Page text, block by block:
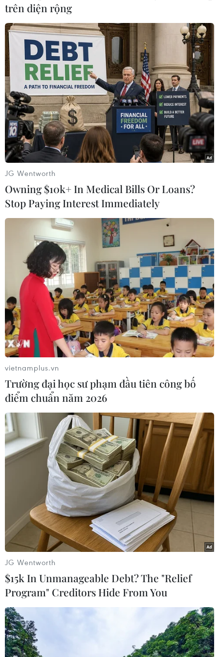
#Trung Quốc #Thượng Hải
#Bảo tàng thiên văn học
#Cung thiên văn
#thiên thạch
#trưng bày
Trung Quốc
Theo dõi VietnamPlus
TIN LIÊN QUAN
Phương pháp đo tổng khối lượng vật chất
trong vũ trụ chính xác nhất
30/09/2020 07:26
Phương pháp đo mới nhất cho kết quả khá khớp với
những giá trị từng được các nhóm nghiên cứu khác
phát hiện trước đó sử dụng các kỹ thuật vũ trụ học khác.
trên diện rộng
JG Wentworth
Owning $10k+ In Medical Bills Or Loans?
Stop Paying Interest Immediately
vietnamplus.vn
Trường đại học sư phạm đầu tiên công bố
điểm chuẩn năm 2026
JG Wentworth
$15k In Unmanageable Debt? The "Relief
Program" Creditors Hide From You